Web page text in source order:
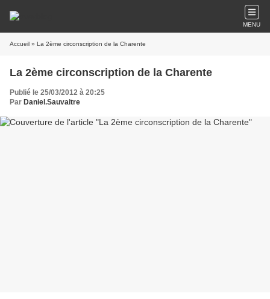
MENU
Accueil » La 2ème circonscription de la Charente
La 2ème circonscription de la Charente
Publié le 25/03/2012 à 20:25
Par Daniel.Sauvaitre